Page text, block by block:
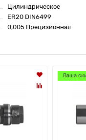
Цилиндрическое
ER20 DIN6499
0,005 Прецизионная
Ваша